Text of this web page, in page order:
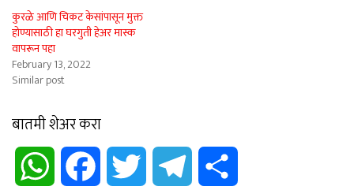
कुरळे आणि चिकट केसांपासून मुक्त
होण्यासाठी हा घरगुती हेअर मास्क
वापरून पहा
February 13, 2022
Similar post
बातमी शेअर करा
WhatsApp Facebook Twitter Telegram